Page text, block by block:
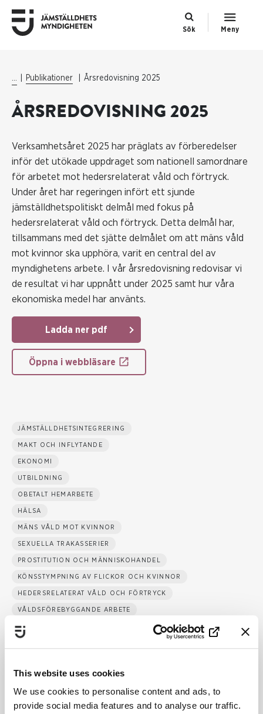
This website uses cookies
We use cookies to personalise content and ads, to
provide social media features and to analyse our traffic.
Sök Meny
... Publikationer Årsredovisning 2025
ÅRSREDOVISNING 2025
Verksamhetsåret 2025 har präglats av förberedelser
inför det utökade uppdraget som nationell samordnare
för arbetet mot hedersrelaterat våld och förtryck.
Under året har regeringen infört ett sjunde
jämställdhetspolitiskt delmål med fokus på
hedersrelaterat våld och förtryck. Detta delmål har,
tillsammans med det sjätte delmålet om att mäns våld
mot kvinnor ska upphöra, varit en central del av
myndighetens arbete. I vår årsredovisning redovisar vi
de resultat vi har uppnått under 2025 samt hur våra
ekonomiska medel har använts.
Ladda ner pdf
Öppna i webbläsare
JÄMSTÄLLDHETSINTEGRERING
MAKT OCH INFLYTANDE
EKONOMI
UTBILDNING
OBETALT HEMARBETE
HÄLSA
MÄNS VÅLD MOT KVINNOR
SEXUELLA TRAKASSERIER
PROSTITUTION OCH MÄNNISKOHANDEL
KÖNSSTYMPNING AV FLICKOR OCH KVINNOR
HEDERSRELATERAT VÅLD OCH FÖRTRYCK
VÅLDSFÖREBYGGANDE ARBETE
STATSBIDRAG
Publiceringsdatum: 24 februari 2026
Senast uppdaterad:24 februari 2026